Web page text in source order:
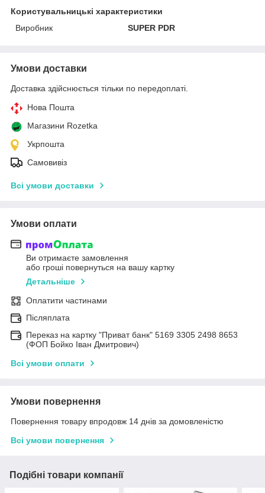
Користувальницькі характеристики
Виробник
SUPER PDR
Умови доставки
Доставка здійснюється тільки по передоплаті.
Нова Пошта
Магазини Rozetka
Укрпошта
Самовивіз
Всі умови доставки
Умови оплати
Ви отримаєте замовлення
або гроші повернуться на вашу картку
Детальніше
Оплатити частинами
Післяплата
Переказ на картку "Приват банк" 5169 3305 2498 8653
(ФОП Бойко Іван Дмитрович)
Всі умови оплати
Умови повернення
Повернення товару впродовж 14 днів за домовленістю
Всі умови повернення
Подібні товари компанії